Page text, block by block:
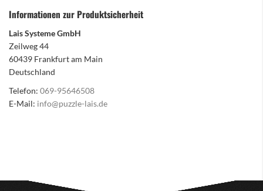
Informationen zur Produktsicherheit
Lais Systeme GmbH
Zeilweg 44
60439 Frankfurt am Main
Deutschland
Telefon: 069-95646508
E-Mail: info@puzzle-lais.de